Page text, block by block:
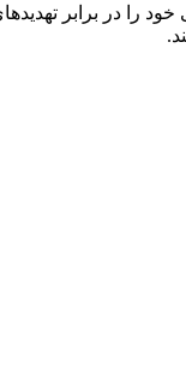
را در برابر